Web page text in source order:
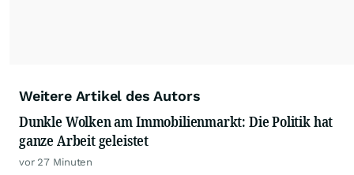
Weitere Artikel des Autors
Dunkle Wolken am Immobilienmarkt: Die Politik hat
ganze Arbeit geleistet
vor 27 Minuten